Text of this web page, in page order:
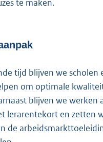
te maken.
tijd blijven we scholen
om optimale
blijven we werken
lerarentekort en zetten
de